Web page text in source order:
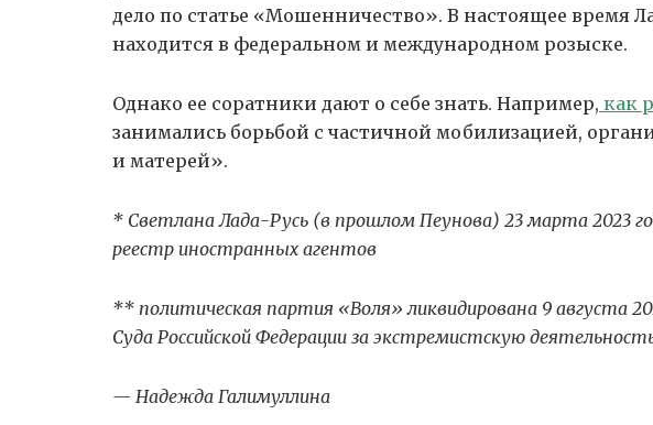
дело по статье «Мошенничество». В настоящее время
находится в федеральном и международном розыске.
Однако ее соратники дают о себе знать. Например, как
занимались борьбой с частичной мобилизацией,
и матерей».
* Светлана Лада-Русь (в прошлом Пеунова) 23 марта 2023
реестр иностранных агентов
** политическая партия «Воля» ликвидирована 9 августа
Суда Российской Федерации за экстремистскую
— Надежда Галимуллина